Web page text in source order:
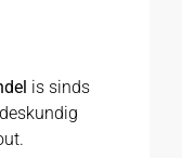
is sinds